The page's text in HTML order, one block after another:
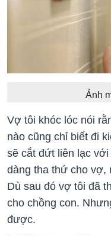
Ảnh
Vợ tôi khóc lóc nói
nào cũng chỉ biết đi
sẽ cắt đứt liên lạc
dàng tha thứ cho vợ,
Dù sau đó vợ tôi đã
cho chồng con.
được.